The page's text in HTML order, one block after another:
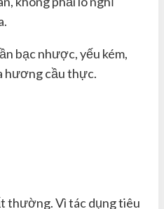
bạc nhược, yếu kém,
hương cầu thực.
thường. Vì tác dụng tiêu